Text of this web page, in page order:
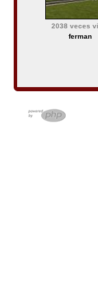
2038 veces
ferman